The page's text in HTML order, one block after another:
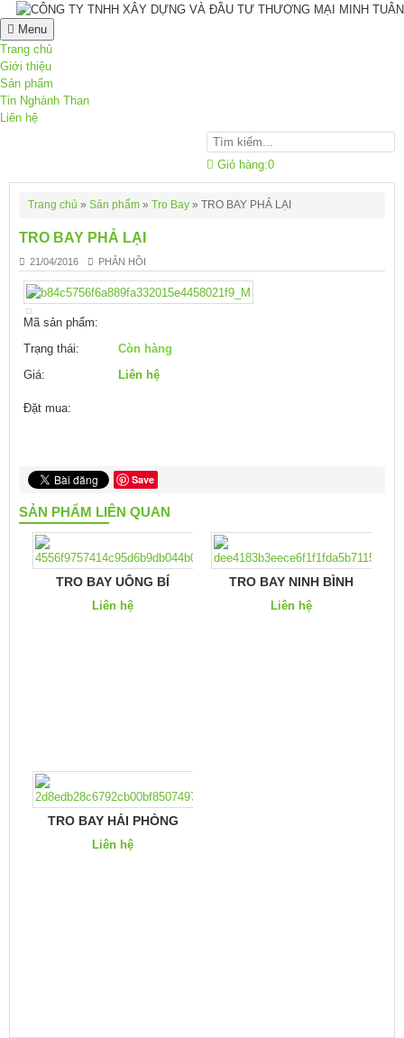
Menu
Trang chủ
Giới thiệu
Sản phẩm
Tin Nghành Than
Liên hệ
Giỏ hàng:0
Trang chủ » Sản phẩm » Tro Bay » TRO BAY PHẢ LẠI
TRO BAY PHẢ LẠI
21/04/2016 PHẢN HỒI
Mã sản phẩm:
Trạng thái:
Còn hàng
Giá:
Liên hệ
Đặt mua:
Save
SẢN PHẨM LIÊN QUAN
TRO BAY UÔNG BÍ
Liên hệ
TRO BAY NINH BÌNH
Liên hệ
TRO BAY HẢI PHÒNG
Liên hệ